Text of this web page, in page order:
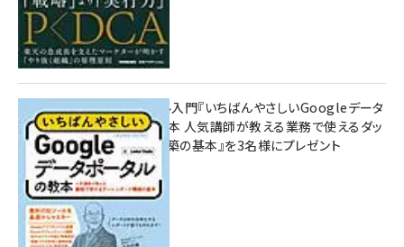
無料BIツール入門『いちばんやさしいGoogleデータ
ポータルの教本 人気講師が教える業務で使えるダッ
シュボード構築の基本』を3名様にプレゼント
7月31日 10:00